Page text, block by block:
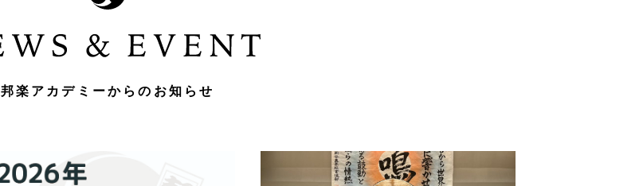
邦楽アカデミーからのお知らせ